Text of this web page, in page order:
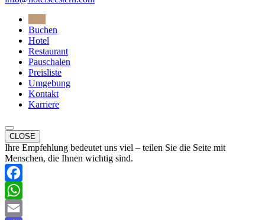
Buchen
Hotel
Restaurant
Pauschalen
Preisliste
Umgebung
Kontakt
Karriere
CLOSE
Ihre Empfehlung bedeutet uns viel – teilen Sie die Seite mit
Menschen, die Ihnen wichtig sind.
Facebook
WhatsApp